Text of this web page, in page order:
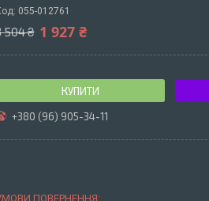
055-012761
504 ₴ 1 927 ₴
КУПИТИ
+380 (96) 905-34-11